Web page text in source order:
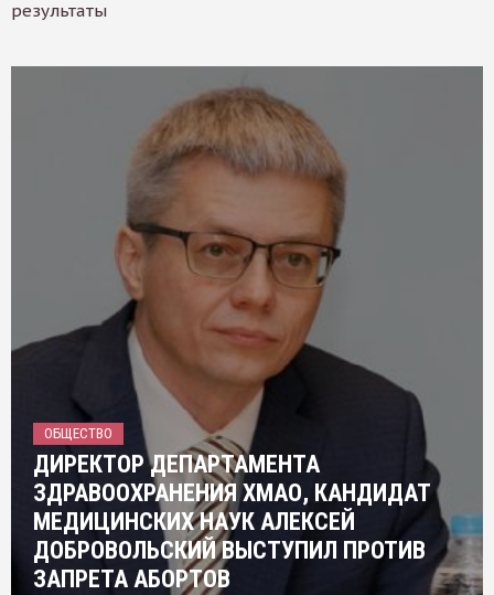
результаты
ОБЩЕСТВО
ДИРЕКТОР ДЕПАРТАМЕНТА
ЗДРАВООХРАНЕНИЯ ХМАО, КАНДИДАТ
МЕДИЦИНСКИХ НАУК АЛЕКСЕЙ
ДОБРОВОЛЬСКИЙ ВЫСТУПИЛ ПРОТИВ
ЗАПРЕТА АБОРТОВ